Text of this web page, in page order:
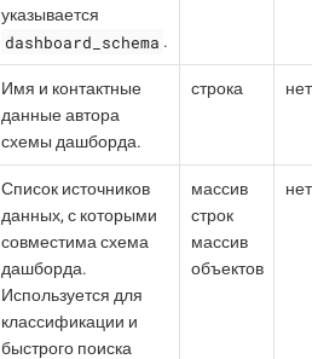
указывается
dashboard_schema .
Имя и контактные
данные автора
схемы дашборда.
строка нет
Список источников
данных, с которыми
совместима схема
дашборда.
Используется для
классификации и
быстрого поиска
массив
строк
массив
объектов
нет